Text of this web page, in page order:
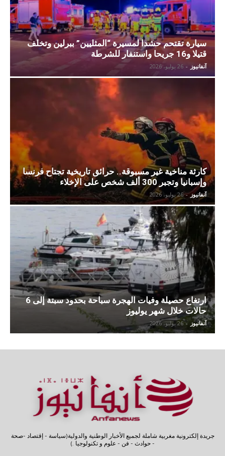
سيارة تقتحم حشدا لمسيرة “المثليين” ببرلين وتخلف
قتيلا و16 جريحا واستنفار للشرطة
آنفانيوز - 26 يوليو، 2026
كارثة مناخية غير مسبوقة.. حرائق تاريخية تجتاح فرنسا
وإسبانيا وتجبر 300 ألف شخص على الإخلاء
آنفانيوز - 26 يوليو، 2026
ارتغاع حصيلة وفيات الهجرة سباحة بحدود سبتة إلى 6
حالات خلال شهر يوليوز
آنفانيوز - 26 يوليو، 2026
جريدة إلكترونية مغربية شاملة لجميع الأخبار الوطنية والدولية(سياسة - إقتصاد -صحة
- حوادث - فن - علوم و تكنولوجيا .)